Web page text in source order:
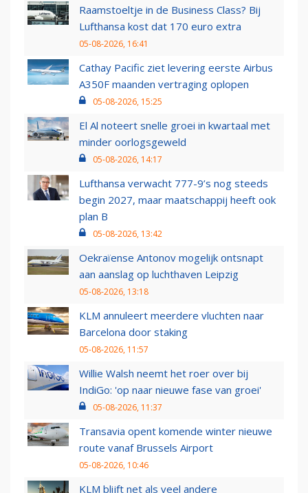
Raamstoeltje in de Business Class? Bij
Lufthansa kost dat 170 euro extra
05-08-2026, 16:41
Cathay Pacific ziet levering eerste Airbus
A350F maanden vertraging oplopen
05-08-2026, 15:25
El Al noteert snelle groei in kwartaal met
minder oorlogsgeweld
05-08-2026, 14:17
Lufthansa verwacht 777-9’s nog steeds
begin 2027, maar maatschappij heeft ook
plan B
05-08-2026, 13:42
Oekraïense Antonov mogelijk ontsnapt
aan aanslag op luchthaven Leipzig
05-08-2026, 13:18
KLM annuleert meerdere vluchten naar
Barcelona door staking
05-08-2026, 11:57
Willie Walsh neemt het roer over bij
IndiGo: 'op naar nieuwe fase van groei'
05-08-2026, 11:37
Transavia opent komende winter nieuwe
route vanaf Brussels Airport
05-08-2026, 10:46
KLM blijft net als veel andere